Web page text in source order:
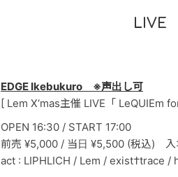
LIVE
EDGE Ikebukuro ※声出し可
[ Lem X‘mas主催 LIVE「 LeQUIEm
OPEN 16:30 / START 17:00
前売 ¥5,000 / 当日 ¥5,500 (税込) 入
act : LIPHLICH / Lem / exist†trace /